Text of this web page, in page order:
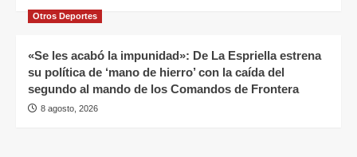
Otros Deportes
«Se les acabó la impunidad»: De La Espriella estrena
su política de ‘mano de hierro’ con la caída del
segundo al mando de los Comandos de Frontera
8 agosto, 2026